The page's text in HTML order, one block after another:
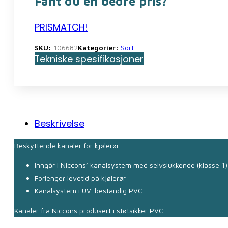
mm,
antall
PRISMATCH!
SKU: 106682Kategorier: Sort
Tekniske spesifikasjoner
Beskrivelse
Beskyttende kanaler for kjølerør
Inngår i Niccons’ kanalsystem med selvslukkende (klasse
Forlenger levetid på kjølerør
Kanalsystem i UV-bestandig PVC
Kanaler fra Niccons produsert i støtsikker PVC.